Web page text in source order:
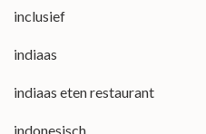
inclusief
indiaas
indiaas eten restaurant
indonesisch